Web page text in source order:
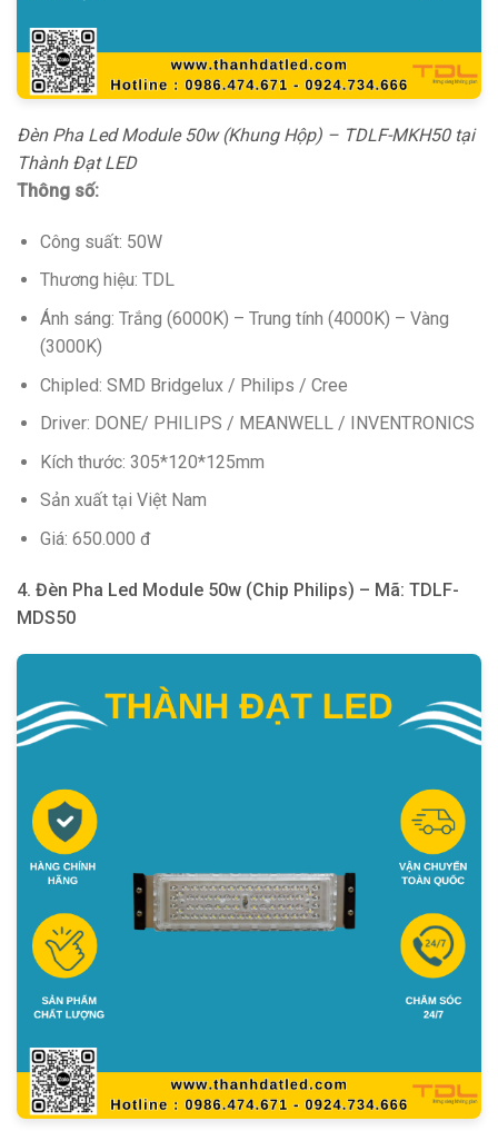
Đèn Pha Led Module 50w (Khung Hộp) – TDLF-MKH50 tại
Thành Đạt LED
Thông số:
Công suất: 50W
Thương hiệu: TDL
Ánh sáng: Trắng (6000K) – Trung tính (4000K) – Vàng
(3000K)
Chipled: SMD Bridgelux / Philips / Cree
Driver: DONE/ PHILIPS / MEANWELL / INVENTRONICS
Kích thước: 305*120*125mm
Sản xuất tại Việt Nam
Giá: 650.000 đ
4. Đèn Pha Led Module 50w (Chip Philips) – Mã: TDLF-
MDS50